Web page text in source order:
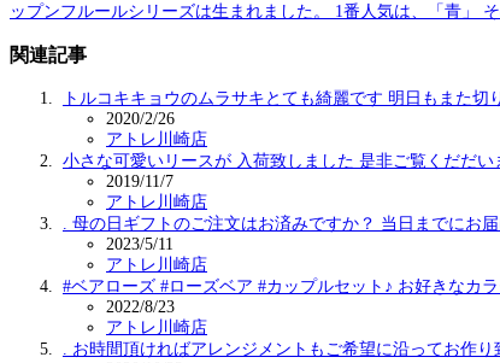
ップンフルールシリーズは生まれました。 1番人気は、「青」
関連記事
トルコキキョウのムラサキとても綺麗です 明日もまた
2020/2/26
アトレ川崎店
小さな可愛いリースが 入荷致しました 是非ご覧くだだ
2019/11/7
アトレ川崎店
. 母の日ギフトのご注文はお済みですか？ 当日までにお
2023/5/11
アトレ川崎店
#ベアローズ #ローズベア #カップルセット♪ お好きなカ
2022/8/23
アトレ川崎店
. お時間頂ければアレンジメントもご希望に沿ってお作